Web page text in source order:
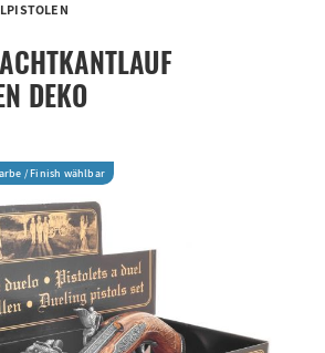
DEKO
/ Finish wählbar